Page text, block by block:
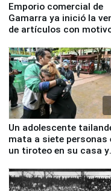
Emporio comercial de
Gamarra ya inició la
de artículos con
Un adolescente
mata a siete personas
un tiroteo en su casa y